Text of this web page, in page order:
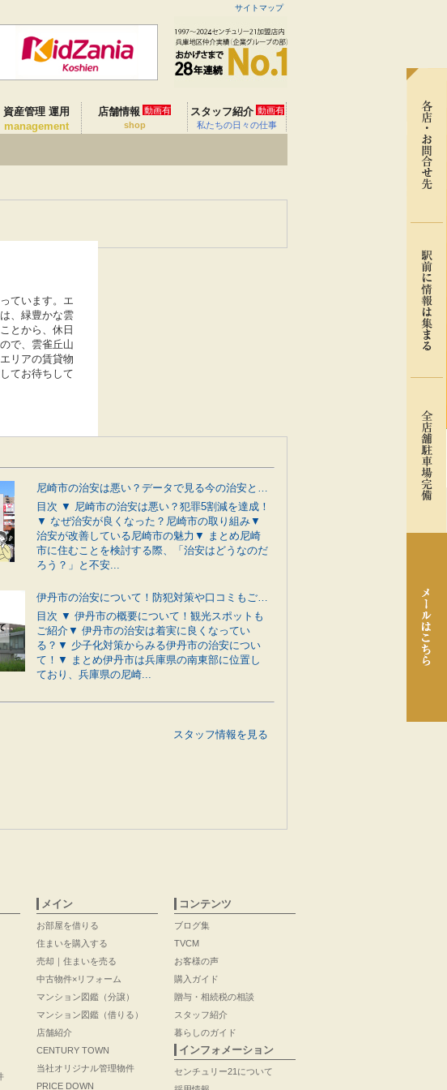
サイトマップ
資産管理 運用
management
店舗情報 動画有
shop
スタッフ紹介 動画有
私たちの日々の仕事
ています。エ
、緑豊かな雲
とから、休日
で、雲雀丘山
リアの賃貸物
てお待ちして
尼崎市の治安は悪い？データで見る今の治安と行政の防犯対策をご紹介
目次 ▼ 尼崎市の治安は悪い？犯罪5割減を達成！
▼ なぜ治安が良くなった？尼崎市の取り組み▼
治安が改善している尼崎市の魅力▼ まとめ尼崎
市に住むことを検討する際、「治安はどうなのだ
ろう？」と不安...
伊丹市の治安について！防犯対策や口コミもご紹介
目次 ▼ 伊丹市の概要について！観光スポットも
ご紹介▼ 伊丹市の治安は着実に良くなってい
る？▼ 少子化対策からみる伊丹市の治安につい
て！▼ まとめ伊丹市は兵庫県の南東部に位置し
ており、兵庫県の尼崎...
スタッフ情報を見る
メイン
お部屋を借りる
住まいを購入する
売却｜住まいを売る
中古物件×リフォーム
マンション図鑑（分譲）
マンション図鑑（借りる）
店舗紹介
CENTURY TOWN
当社オリジナル管理物件
PRICE DOWN
コンテンツ
ブログ集
TVCM
お客様の声
購入ガイド
贈与・相続税の相談
スタッフ紹介
暮らしのガイド
インフォメーション
センチュリー21について